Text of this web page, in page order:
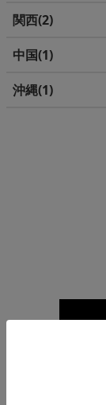
関西 2
中国 1
沖縄 1